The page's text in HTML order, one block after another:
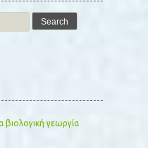
βιολογική γεωργία